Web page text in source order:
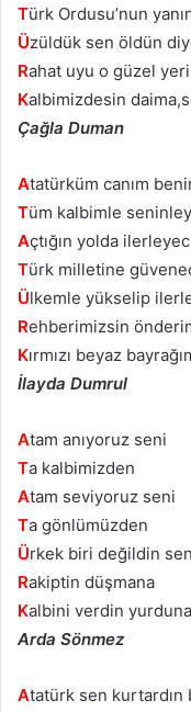
Türk Ordusu’nun
Üzüldük sen öldün
Rahat uyu o güzel
Kalbimizdesin
Çağla Duman
Atatürküm canım
Tüm kalbimle
Açtığın yolda
Türk milletine
Ülkemle yükselip
Rehberimizsin
Kırmızı beyaz
İlayda Dumrul
Atam anıyoruz seni
Ta kalbimizden
Atam seviyoruz seni
Ta gönlümüzden
Ürkek biri değildin sen
Rakiptin düşmana
Kalbini verdin yurduna
Arda Sönmez
Atatürk sen kurtardın